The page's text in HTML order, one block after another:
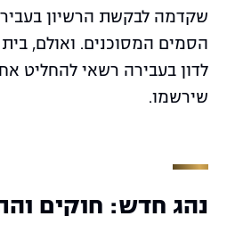
שקדמה לבקשת הרשיון
הסמים המסוכנים. ואולם,
לדון בעבירה רשאי להחליט
שירשמו.
נהג חדש: חוקים